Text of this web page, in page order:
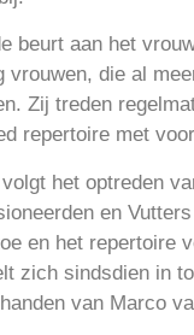
beurt aan het
vrouwen, die al
Zij treden
repertoire met
het optreden
en
en het repertoire
zich sindsdien in
van Marco